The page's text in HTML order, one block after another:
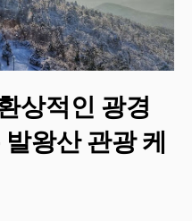
상적인 광경
왕산 관광 케